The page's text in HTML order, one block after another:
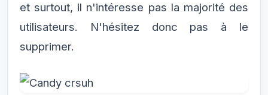
et surtout, il n'intéresse pas la majorité des
utilisateurs. N'hésitez donc pas à le
supprimer.